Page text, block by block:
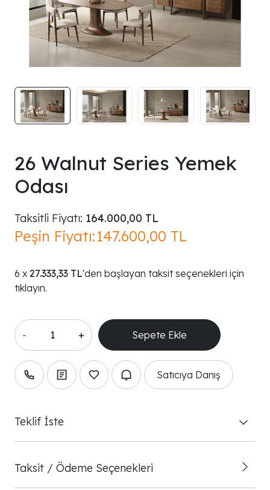
26 Walnut Series Yemek
Odası
Taksitli Fiyatı: 164.000,00 TL
Peşin Fiyatı:147.600,00 TL
27.333,33 TL'den başlayan taksit seçenekleri için
tıklayın.
- +
Satıcıya Danış
Teklif İste
Taksit / Ödeme Seçenekleri